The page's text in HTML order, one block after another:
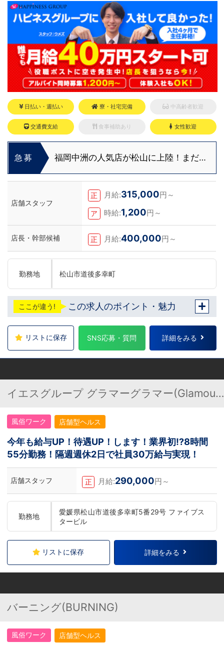
日払い・週払い 寮・社宅完備 中高齢者歓迎
交通費支給 食事補助あり 女性歓迎
急募
福岡中洲の人気店が松山に上陸！まだま
店舗スタッフ
正 月給:315,000円～
ア 時給:1,200円～
店長・幹部候補 正 月給:400,000円～
勤務地 松山市道後多幸町
ここが違う! この求人のポイント・魅力
リストに保存 SNS応募・質問 詳細をみる
イエスグループ グラマーグラマー(Glamour
風俗ワーク 店舗型ヘルス
今年も給与UP！待遇UP！します！業界初⁉8時間
55分勤務！隔週週休2日で社員30万給与実現！
店舗スタッフ 正 月給:290,000円～
勤務地
愛媛県松山市道後多幸町5番29号 ファイブス
タービル
リストに保存 詳細をみる
バーニング(BURNING)
風俗ワーク 店舗型ヘルス